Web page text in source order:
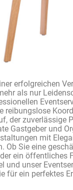
erfolgreichen
als nur
reibungslose
, der zuverlässige
Gastgeber und
mit
. Ob Sie eine
ein öffentliches
und unser
für ein perfektes